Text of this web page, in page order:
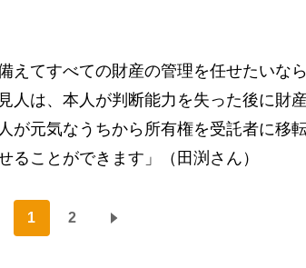
えてすべての財産の管理を任せたいな
人は、本人が判断能力を失った後に財
が元気なうちから所有権を受託者に移
ることができます」（田渕さん）
1 2